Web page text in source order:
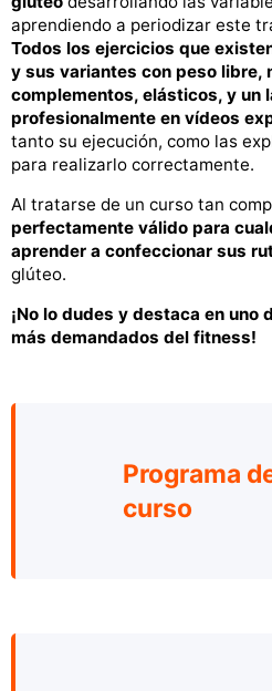
aprendiendo a periodizar este
Todos los ejercicios que
y sus variantes con peso libre,
complementos, elásticos, y un
profesionalmente en vídeos
tanto su ejecución, como las
para realizarlo correctamente.
Al tratarse de un curso tan
perfectamente válido para
aprender a confeccionar sus
glúteo.
¡No lo dudes y destaca en
más demandados del fitness!
Programa
curso